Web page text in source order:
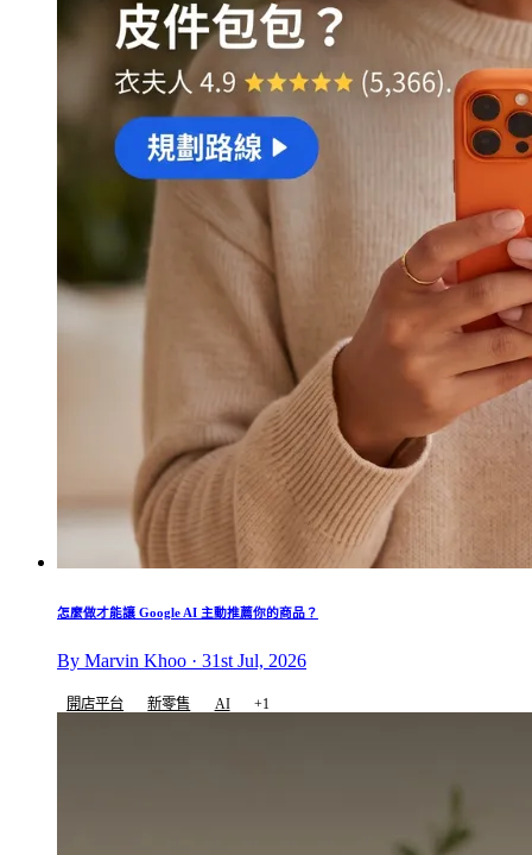
怎麼做才能讓 Google AI 主動推薦你的商品？
By Marvin Khoo · 31st Jul, 2026
開店平台 新零售 AI +1